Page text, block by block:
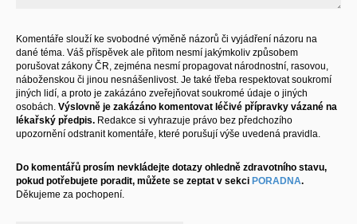
Komentáře slouží ke svobodné výměně názorů či vyjádření názoru na
dané téma. Váš příspěvek ale přitom nesmí jakýmkoliv způsobem
porušovat zákony ČR, zejména nesmí propagovat národnostní, rasovou,
náboženskou či jinou nesnášenlivost. Je také třeba respektovat soukromí
jiných lidí, a proto je zakázáno zveřejňovat soukromé údaje o jiných
osobách. Výslovně je zakázáno komentovat léčivé přípravky vázané na
lékařský předpis. Redakce si vyhrazuje právo bez předchozího
upozornění odstranit komentáře, které porušují výše uvedená pravidla.
Do komentářů prosím nevkládejte dotazy ohledně zdravotního stavu,
pokud potřebujete poradit, můžete se zeptat v sekci PORADNA.
Děkujeme za pochopení.